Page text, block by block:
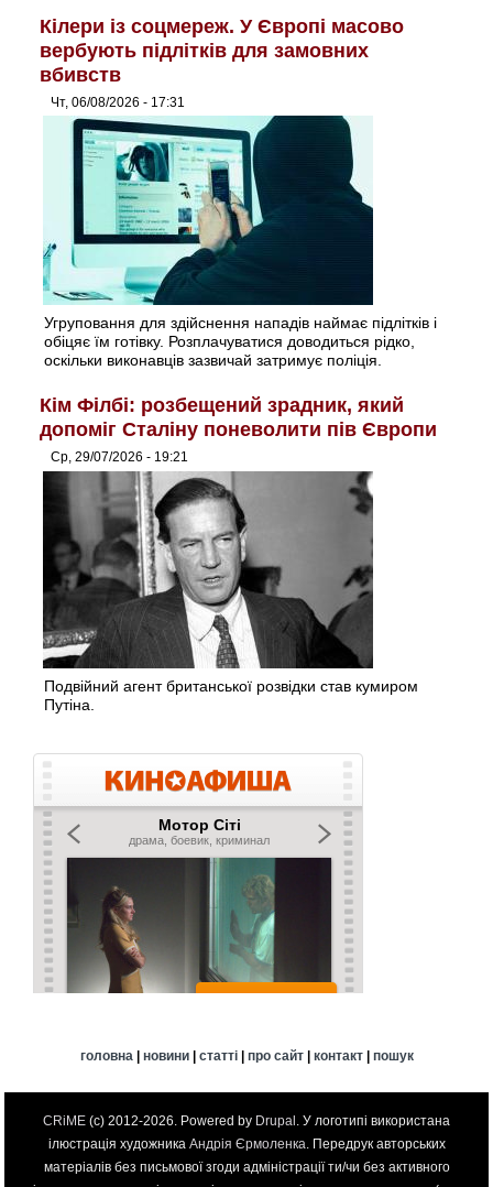
Кілери із соцмереж. У Європі масово
вербують підлітків для замовних
вбивств
Чт, 06/08/2026 - 17:31
Угруповання для здійснення нападів наймає підлітків і
обіцяє їм готівку. Розплачуватися доводиться рідко,
оскільки виконавців зазвичай затримує поліція.
Кім Філбі: розбещений зрадник, який
допоміг Сталіну поневолити пів Європи
Ср, 29/07/2026 - 19:21
Подвійний агент британської розвідки став кумиром
Путіна.
головна| новини| статті| про сайт| контакт| пошук
CRiME (c) 2012-2026. Powered by Drupal . У логотипі використана
ілюстрація художника Андрія Єрмоленка. Передрук авторських
матеріалів без письмової згоди адміністрації ти/чи без активного